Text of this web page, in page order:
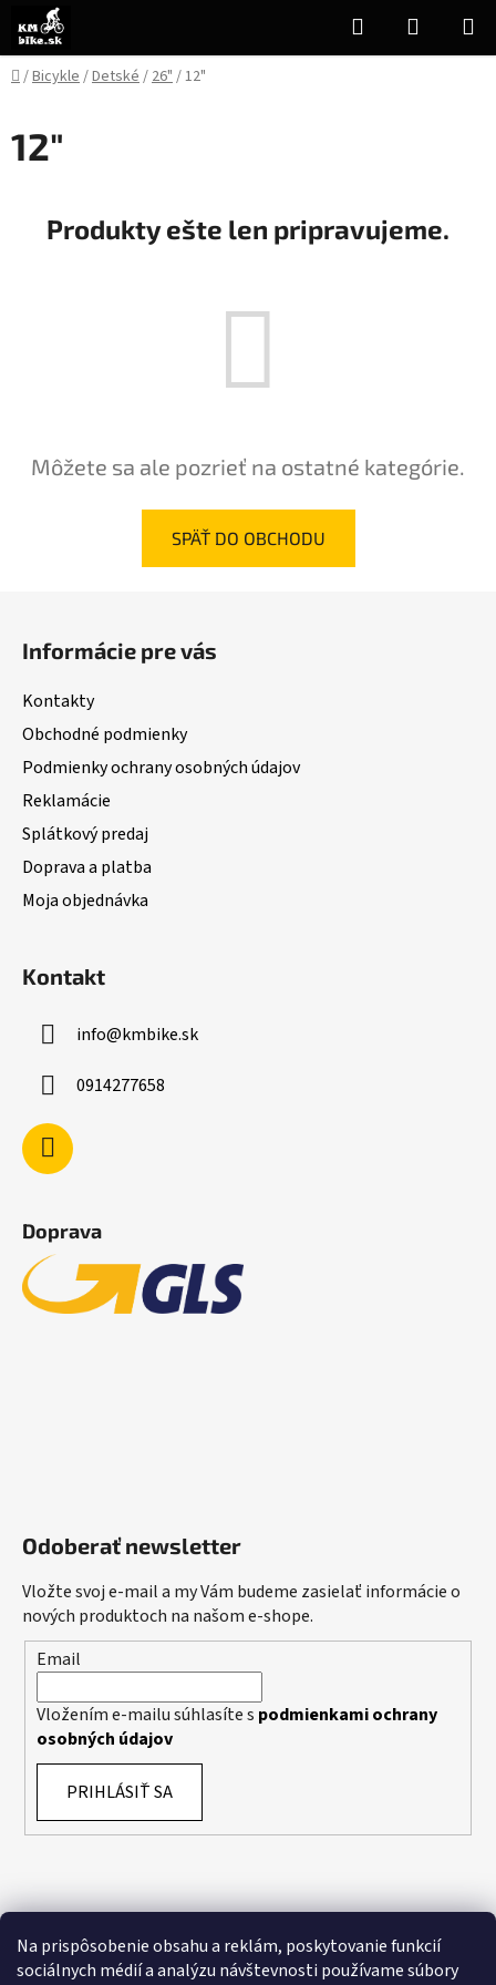
Na prispôsobenie obsahu a reklám, poskytovanie funkcií
sociálnych médií a analýzu návštevnosti používame súbory
obsah
Hľadať
KOŠÍK
Domov
/Bicykle/Detské/26"/12"
12"
Produkty ešte len pripravujeme.
Môžete sa ale pozrieť na ostatné kategórie.
SPÄŤ DO OBCHODU
Informácie pre vás
Kontakty
Obchodné podmienky
Podmienky ochrany osobných údajov
Reklamácie
Splátkový predaj
Doprava a platba
Moja objednávka
Kontakt
info@kmbike.sk
0914277658
Doprava
Odoberať newsletter
Vložte svoj e-mail a my Vám budeme zasielať informácie o
nových produktoch na našom e-shope.
Email
Vložením e-mailu súhlasíte s podmienkami ochrany
osobných údajov
PRIHLÁSIŤ SA